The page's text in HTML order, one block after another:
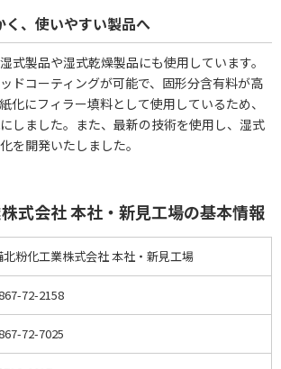
、使いやすい製品へ
式製品や湿式乾燥製品にも使用しています。
ドコーティングが可能で、固形分含有料が高
化にフィラー填料として使用しているため、
しました。また、最新の技術を使用し、湿式
を開発いたしました。
式会社 本社・新見工場の基本情報
北粉化工業株式会社 本社・新見工場
72-2158
72-7025